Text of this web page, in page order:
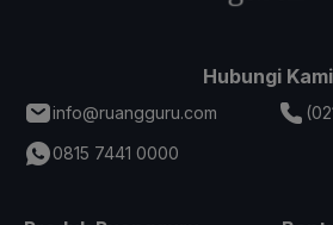
Hubungi Kami
info@ruangguru.com
0815 7441 0000